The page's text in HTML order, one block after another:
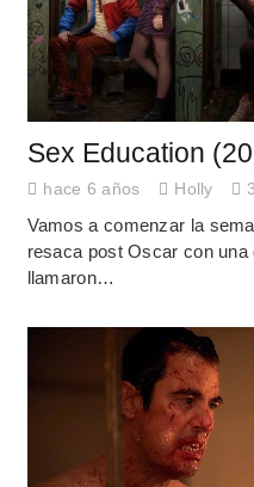
Sex Education
hace 6 años Holly
Vamos a comenzar la
resaca post Oscar con
llamaron…